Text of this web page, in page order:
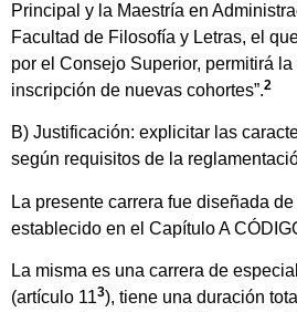
Principal y la Maestría en
Facultad de Filosofía y Letras, el
por el Consejo Superior, permitirá
inscripción de nuevas cohortes”.2
B) Justificación: explicitar las
según requisitos de la
La presente carrera fue diseñada
establecido en el Capítulo A
La misma es una carrera de
(artículo 113), tiene una duración